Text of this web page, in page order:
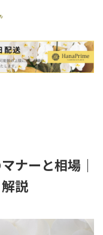
ナーと相場｜
説